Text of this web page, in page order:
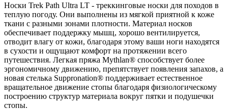
Носки Trek Path Ultra LT - треккинговые носки для походов в
теплую погоду. Они выполнены из мягкой приятной к коже
ткани с разными зонами плотности. Материал носков
обеспечивает поддержку мышц, хорошо вентилируется,
отводит влагу от кожи, благодаря этому ваши ноги находятся
в сухости и ощущают комфорт на протяжении всего
путешествия. Легкая пряжа Mythlan® способствует более
эргономичному движению, препятствует появления запахов, а
новая стелька Suppronation® поддерживает естественное
вращательное движение стопы благодаря физиологическому
построению структур материала вокруг пятки и подушечки
стопы.